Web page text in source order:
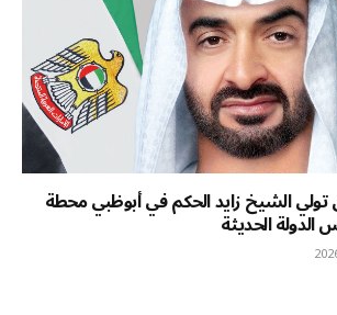
الشيخ زايد الحكم في أبوظبي محطة
الحديثة